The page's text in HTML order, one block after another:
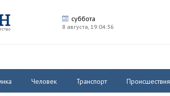
суббота
8 августа, 19:04:36
Человек Транспорт Происшествия